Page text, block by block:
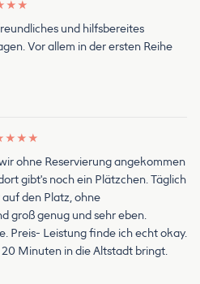
★ ★
und hilfsbereites
Vor allem in der ersten Reihe
★ ★ ★
ohne Reservierung angekommen
gibt's noch ein Plätzchen. Täglich
den Platz, ohne
groß genug und sehr eben.
Preis- Leistung finde ich echt okay.
Minuten in die Altstadt bringt.